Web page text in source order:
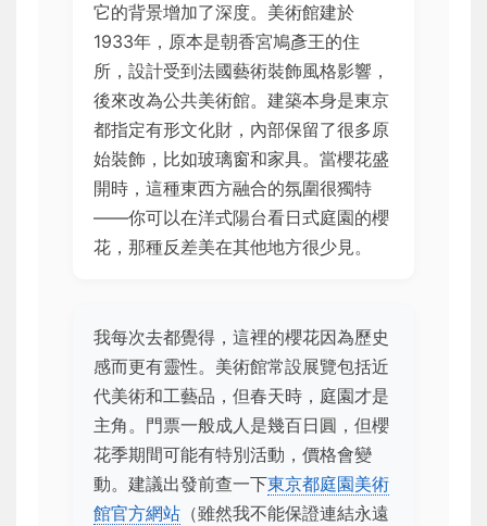
它的背景增加了深度。美術館建於
1933年，原本是朝香宮鳩彥王的住
所，設計受到法國藝術裝飾風格影響，
後來改為公共美術館。建築本身是東京
都指定有形文化財，內部保留了很多原
始裝飾，比如玻璃窗和家具。當櫻花盛
開時，這種東西方融合的氛圍很獨特
——你可以在洋式陽台看日式庭園的櫻
花，那種反差美在其他地方很少見。
我每次去都覺得，這裡的櫻花因為歷史
感而更有靈性。美術館常設展覽包括近
代美術和工藝品，但春天時，庭園才是
主角。門票一般成人是幾百日圓，但櫻
花季期間可能有特別活動，價格會變
動。建議出發前查一下東京都庭園美術
館官方網站 （雖然我不能保證連結永遠